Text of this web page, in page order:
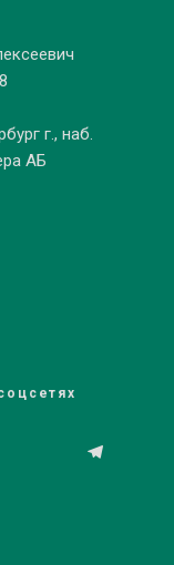
г., наб.
АБ